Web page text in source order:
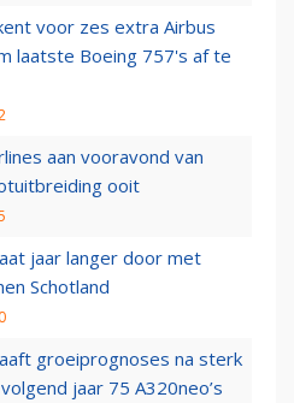
voor zes extra Airbus
laatste Boeing 757's af te
aan vooravond van
ooit
jaar langer door met
Schotland
groeiprognoses na sterk
jaar 75 A320neo’s